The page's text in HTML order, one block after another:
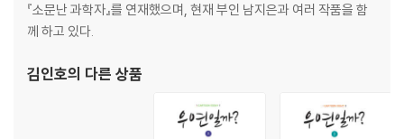
『소문난 과학자』를 연재했으며, 현재 부인 남지은과 여러 작품을 함
께 하고 있다.
김인호의 다른 상품